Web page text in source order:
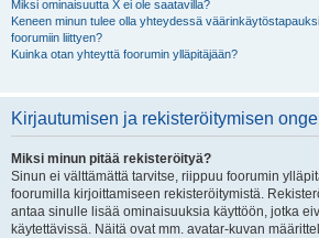
Miksi ominaisuutta X ei ole saatavilla?
Keneen minun tulee olla yhteydessä
foorumiin liittyen?
Kuinka otan yhteyttä foorumin ylläpitäjään?
Kirjautumisen ja rekisteröitymisen
Miksi minun pitää rekisteröityä?
Sinun ei välttämättä tarvitse, riippuu foorumin
foorumilla kirjoittamiseen rekisteröitymistä.
antaa sinulle lisää ominaisuuksia käyttöön, jotka
käytettävissä. Näitä ovat mm. avatar-kuvan